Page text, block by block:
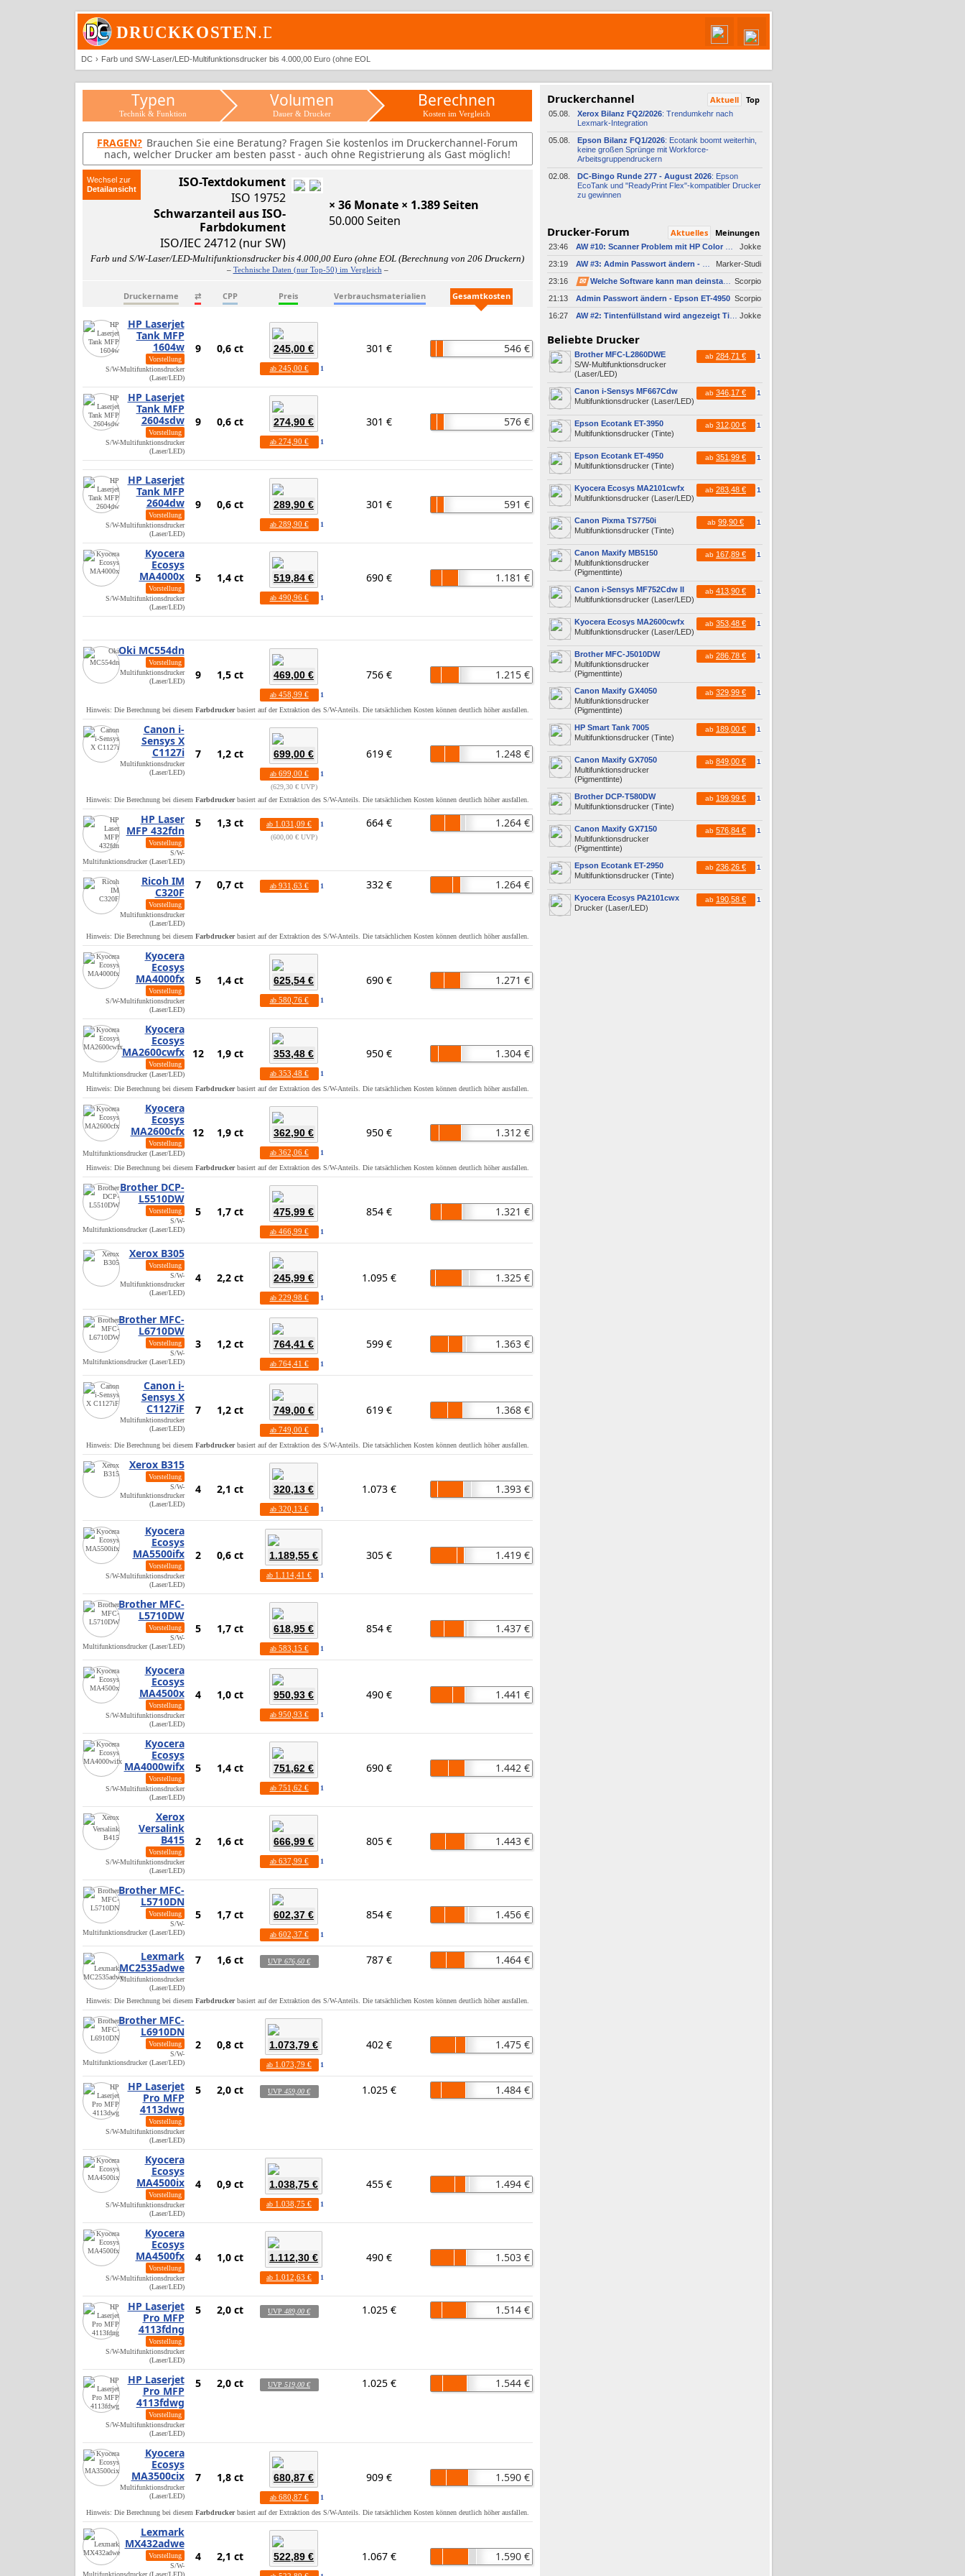
DC Farb und S/W-Laser/LED-Multifunktionsdrucker bis 4.000,00 Euro (ohne EOL
Typen
Technik & Funktion
Volumen
Dauer & Drucker
Berechnen
Kosten im Vergleich
FRAGEN? Brauchen Sie eine Beratung? Fragen Sie kostenlos im Druckerchannel-Forum
nach, welcher Drucker am besten passt - auch ohne Registrierung als Gast möglich!
Wechsel zur
ISO-Textdokument
ISO 19752
Schwarzanteil aus ISO-
Farbdokument
ISO/IEC 24712 (nur SW)
× 36 Monate × 1.389 Seiten
50.000 Seiten
Farb und S/W-Laser/LED-Multifunktionsdrucker bis 4.000,00 Euro (ohne EOL (Berechnung von 206 Druckern)
– Technische Daten (nur Top-50) im Vergleich –
Druckername ⇄ CPP Preis Verbrauchsmaterialien Gesamtkosten
HP Laserjet
Tank MFP
1604w
Vorstellung
S/W-Multifunktionsdrucker
(Laser/LED)
9 0,6 ct 245,00 €
ab 245,00 € 1
301 € 546 €
HP Laserjet
Tank MFP
2604sdw
Vorstellung
S/W-Multifunktionsdrucker
(Laser/LED)
9 0,6 ct 274,90 €
ab 274,90 € 1
301 € 576 €
HP Laserjet
Tank MFP
2604dw
Vorstellung
S/W-Multifunktionsdrucker
(Laser/LED)
9 0,6 ct 289,90 €
ab 289,90 € 1
301 € 591 €
Kyocera
Ecosys
MA4000x
Vorstellung
S/W-Multifunktionsdrucker
(Laser/LED)
5 1,4 ct 519,84 €
ab 490,96 € 1
690 € 1.181 €
Oki MC554dn
Vorstellung
Multifunktionsdrucker
(Laser/LED)
9 1,5 ct 469,00 €
ab 458,99 € 1
756 € 1.215 €
Hinweis: Die Berechnung bei diesem Farbdruckerbasiert auf der Extraktion des S/W-Anteils. Die tatsächlichen Kosten können deutlich höher ausfallen.
Canon i-
Sensys X
C1127i
Multifunktionsdrucker
(Laser/LED)
7 1,2 ct 699,00 €
ab 699,00 €
1
629,30 € UVP
619 € 1.248 €
Hinweis: Die Berechnung bei diesem Farbdruckerbasiert auf der Extraktion des S/W-Anteils. Die tatsächlichen Kosten können deutlich höher ausfallen.
HP Laser
MFP 432fdn
Vorstellung
S/W-
Multifunktionsdrucker (Laser/LED)
5 1,3 ct ab 1.031,09 €
1
600,00 € UVP
664 € 1.264 €
Ricoh IM
C320F
Vorstellung
Multifunktionsdrucker
(Laser/LED)
7 0,7 ct ab 931,63 € 1 332 € 1.264 €
Hinweis: Die Berechnung bei diesem Farbdruckerbasiert auf der Extraktion des S/W-Anteils. Die tatsächlichen Kosten können deutlich höher ausfallen.
Kyocera
Ecosys
MA4000fx
Vorstellung
S/W-Multifunktionsdrucker
(Laser/LED)
5 1,4 ct 625,54 €
ab 580,76 € 1
690 € 1.271 €
Kyocera
Ecosys
MA2600cwfx
Vorstellung
Multifunktionsdrucker (Laser/LED)
12 1,9 ct 353,48 €
ab 353,48 € 1
950 € 1.304 €
Hinweis: Die Berechnung bei diesem Farbdruckerbasiert auf der Extraktion des S/W-Anteils. Die tatsächlichen Kosten können deutlich höher ausfallen.
Kyocera
Ecosys
MA2600cfx
Vorstellung
Multifunktionsdrucker (Laser/LED)
12 1,9 ct 362,90 €
ab 362,06 € 1
950 € 1.312 €
Hinweis: Die Berechnung bei diesem Farbdruckerbasiert auf der Extraktion des S/W-Anteils. Die tatsächlichen Kosten können deutlich höher ausfallen.
Brother DCP-
L5510DW
Vorstellung
S/W-
Multifunktionsdrucker (Laser/LED)
5 1,7 ct 475,99 €
ab 466,99 € 1
854 € 1.321 €
Xerox B305
Vorstellung
S/W-
Multifunktionsdrucker
(Laser/LED)
4 2,2 ct 245,99 €
ab 229,98 € 1
1.095 € 1.325 €
Brother MFC-
L6710DW
Vorstellung
S/W-
Multifunktionsdrucker (Laser/LED)
3 1,2 ct 764,41 €
ab 764,41 € 1
599 € 1.363 €
Canon i-
Sensys X
C1127iF
Multifunktionsdrucker
(Laser/LED)
7 1,2 ct 749,00 €
ab 749,00 € 1
619 € 1.368 €
Hinweis: Die Berechnung bei diesem Farbdruckerbasiert auf der Extraktion des S/W-Anteils. Die tatsächlichen Kosten können deutlich höher ausfallen.
Xerox B315
Vorstellung
S/W-
Multifunktionsdrucker
(Laser/LED)
4 2,1 ct 320,13 €
ab 320,13 € 1
1.073 € 1.393 €
Kyocera
Ecosys
MA5500ifx
Vorstellung
S/W-Multifunktionsdrucker
(Laser/LED)
2 0,6 ct 1.189,55 €
ab 1.114,41 € 1
305 € 1.419 €
Brother MFC-
L5710DW
Vorstellung
S/W-
Multifunktionsdrucker (Laser/LED)
5 1,7 ct 618,95 €
ab 583,15 € 1
854 € 1.437 €
Kyocera
Ecosys
MA4500x
Vorstellung
S/W-Multifunktionsdrucker
(Laser/LED)
4 1,0 ct 950,93 €
ab 950,93 € 1
490 € 1.441 €
Kyocera
Ecosys
MA4000wifx
Vorstellung
S/W-Multifunktionsdrucker
(Laser/LED)
5 1,4 ct 751,62 €
ab 751,62 € 1
690 € 1.442 €
Xerox
Versalink
B415
Vorstellung
S/W-Multifunktionsdrucker
(Laser/LED)
2 1,6 ct 666,99 €
ab 637,99 € 1
805 € 1.443 €
Brother MFC-
L5710DN
Vorstellung
S/W-
Multifunktionsdrucker (Laser/LED)
5 1,7 ct 602,37 €
ab 602,37 € 1
854 € 1.456 €
Lexmark
MC2535adwe
Multifunktionsdrucker
(Laser/LED)
7 1,6 ct UVP 676,60 € 787 € 1.464 €
Hinweis: Die Berechnung bei diesem Farbdruckerbasiert auf der Extraktion des S/W-Anteils. Die tatsächlichen Kosten können deutlich höher ausfallen.
Brother MFC-
L6910DN
Vorstellung
S/W-
Multifunktionsdrucker (Laser/LED)
2 0,8 ct 1.073,79 €
ab 1.073,79 € 1
402 € 1.475 €
HP Laserjet
Pro MFP
4113dwg
Vorstellung
S/W-Multifunktionsdrucker
(Laser/LED)
5 2,0 ct UVP 459,00 € 1.025 € 1.484 €
Kyocera
Ecosys
MA4500ix
Vorstellung
S/W-Multifunktionsdrucker
(Laser/LED)
4 0,9 ct 1.038,75 €
ab 1.038,75 € 1
455 € 1.494 €
Kyocera
Ecosys
MA4500fx
Vorstellung
S/W-Multifunktionsdrucker
(Laser/LED)
4 1,0 ct 1.112,30 €
ab 1.012,63 € 1
490 € 1.503 €
HP Laserjet
Pro MFP
4113fdng
Vorstellung
S/W-Multifunktionsdrucker
(Laser/LED)
5 2,0 ct UVP 489,00 € 1.025 € 1.514 €
HP Laserjet
Pro MFP
4113fdwg
Vorstellung
S/W-Multifunktionsdrucker
(Laser/LED)
5 2,0 ct UVP 519,00 € 1.025 € 1.544 €
Kyocera
Ecosys
MA3500cix
Multifunktionsdrucker
(Laser/LED)
7 1,8 ct 680,87 €
ab 680,87 € 1
909 € 1.590 €
Hinweis: Die Berechnung bei diesem Farbdruckerbasiert auf der Extraktion des S/W-Anteils. Die tatsächlichen Kosten können deutlich höher ausfallen.
Lexmark
MX432adwe
Vorstellung
S/W-
Multifunktionsdrucker (Laser/LED)
4 2,1 ct 522,89 € 1.067 € 1.590 €
Druckerchannel Aktuell Top
05.08. Xerox Bilanz FQ2/2026: Trendumkehr nach
Lexmark-​Integration
05.08.
Epson Bilanz FQ1/2026: Ecotank boomt weiterhin,
keine großen Sprünge mit Workforce-​
Arbeitsgruppendruckern
02.08.
DC-​Bingo Runde 277 -​ August 2026: Epson
EcoTank und "ReadyPrint Flex"-​kompatibler Drucker
zu gewinnen
Drucker-Forum Aktuelles Meinungen
23:46
Jokke
23:19
Marker-Studi
23:16
✉ Welche Software kann man deinstallieren - welche ich zwingend erforderlich
Scorpio
21:13
Admin Passwort ändern - Epson ET-4950 Scorpio
16:27
AW #2: Tintenfüllstand wird angezeigt Tintenfüllstand wird angezeigt, aber unter Druckkopf-Status -- Jokke
Beliebte Drucker
ab 284,71 € 1
Brother MFC-L2860DWE
S/W-Multifunktionsdrucker
(Laser/LED)
ab 346,17 € 1
Canon i-Sensys MF667Cdw
Multifunktionsdrucker (Laser/LED)
ab 312,00 € 1
Epson Ecotank ET-3950
Multifunktionsdrucker (Tinte)
ab 351,99 € 1
Epson Ecotank ET-4950
Multifunktionsdrucker (Tinte)
ab 283,48 € 1
Kyocera Ecosys MA2101cwfx
Multifunktionsdrucker (Laser/LED)
ab 99,90 € 1
Canon Pixma TS7750i
Multifunktionsdrucker (Tinte)
ab 167,89 € 1
Canon Maxify MB5150
Multifunktionsdrucker
(Pigmenttinte)
ab 413,90 € 1
Canon i-Sensys MF752Cdw II
Multifunktionsdrucker (Laser/LED)
ab 353,48 € 1
Kyocera Ecosys MA2600cwfx
Multifunktionsdrucker (Laser/LED)
ab 286,78 € 1
Brother MFC-J5010DW
Multifunktionsdrucker
(Pigmenttinte)
ab 329,99 € 1
Canon Maxify GX4050
Multifunktionsdrucker
(Pigmenttinte)
ab 189,00 € 1
HP Smart Tank 7005
Multifunktionsdrucker (Tinte)
ab 849,00 € 1
Canon Maxify GX7050
Multifunktionsdrucker
(Pigmenttinte)
ab 199,99 € 1
Brother DCP-T580DW
Multifunktionsdrucker (Tinte)
ab 576,84 € 1
Canon Maxify GX7150
Multifunktionsdrucker
(Pigmenttinte)
ab 236,26 € 1
Epson Ecotank ET-2950
Multifunktionsdrucker (Tinte)
ab 190,58 € 1
Kyocera Ecosys PA2101cwx
Drucker (Laser/LED)